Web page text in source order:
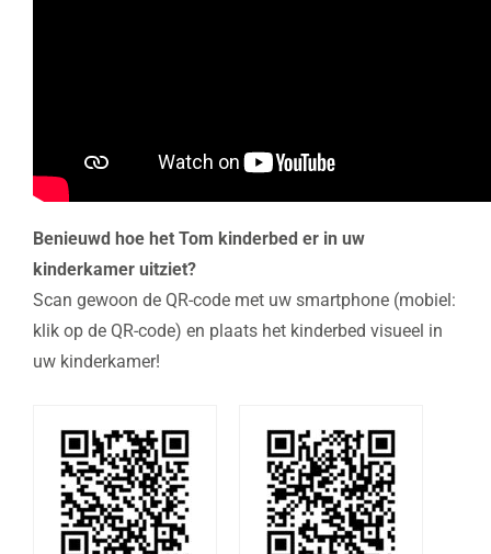
Benieuwd hoe het Tom kinderbed er in uw
kinderkamer uitziet?
Scan gewoon de QR-code met uw smartphone (mobiel:
klik op de QR-code) en plaats het kinderbed visueel in
uw kinderkamer!